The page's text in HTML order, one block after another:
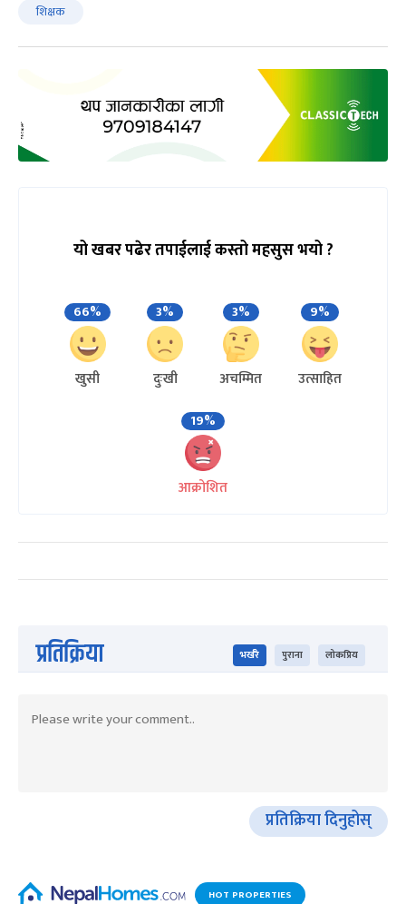
शिक्षक
यो खबर पढेर तपाईलाई कस्तो महसुस भयो ?
66%
खुसी
3%
दुःखी
3%
अचम्मित
9%
उत्साहित
19%
आक्रोशित
प्रतिक्रिया भर्खरै पुराना लोकप्रिय
प्रतिक्रिया दिनुहोस्
HOT PROPERTIES